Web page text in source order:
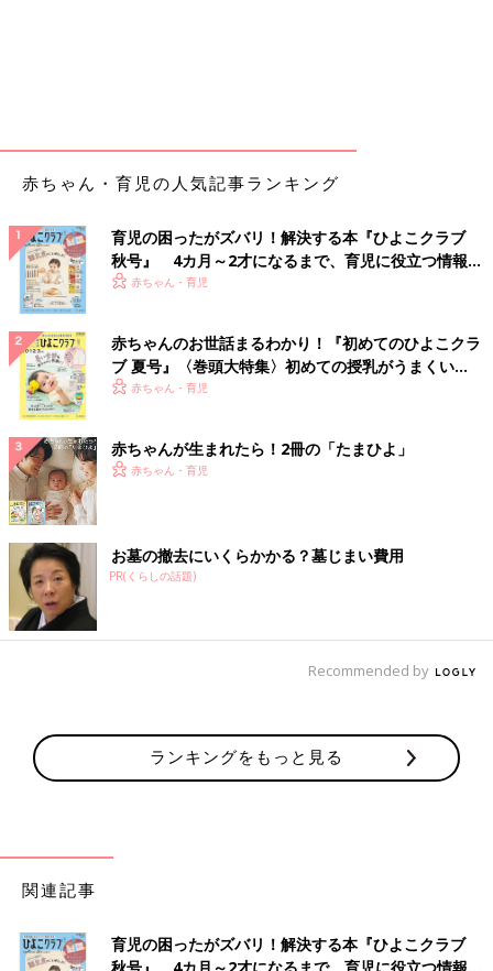
赤ちゃん・育児の人気記事ランキング
育児の困ったがズバリ！解決する本『ひよこクラブ
秋号』 4カ月～2才になるまで、育児に役立つ情報が
いっぱい！
赤ちゃん・育児
赤ちゃんのお世話まるわかり！『初めてのひよこクラ
ブ 夏号』〈巻頭大特集〉初めての授乳がうまくい
く！ おっぱい・ミルクの基本と夏のトラブル 解決テ
赤ちゃん・育児
赤ちゃんが生まれたら！2冊の「たまひよ」
赤ちゃん・育児
お墓の撤去にいくらかかる？墓じまい費用
PR(くらしの話題)
Recommended by
ランキングをもっと見る
関連記事
育児の困ったがズバリ！解決する本『ひよこクラブ